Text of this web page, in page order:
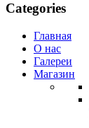
Categories
Главная
О нас
Галереи
Магазин